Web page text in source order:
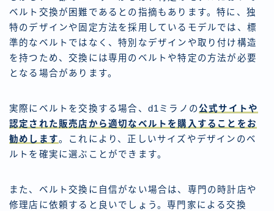
ベルト交換が困難であるとの指摘もあります。特に、独
特のデザインや固定方法を採用しているモデルでは、標
準的なベルトではなく、特別なデザインや取り付け構造
を持つため、交換には専用のベルトや特定の方法が必要
となる場合があります。
実際にベルトを交換する場合、d1ミラノの 公式サイトや
認定された販売店から適切なベルトを購入することをお
勧めします。これにより、正しいサイズやデザインのベ
ルトを確実に選ぶことができます。
また、ベルト交換に自信がない場合は、専門の時計店や
修理店に依頼すると良いでしょう。専門家による交換